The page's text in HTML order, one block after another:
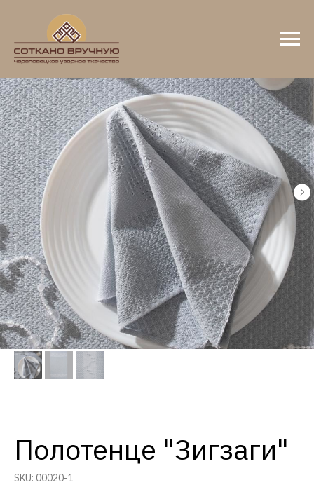
Полотенце "Зигзаги"
SKU: 00020-1